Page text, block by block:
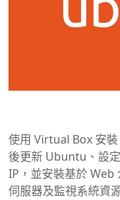
使用 Virtual Box 安
後更新 Ubuntu、設
IP，並安裝基於 Web
伺服器及監視系統資